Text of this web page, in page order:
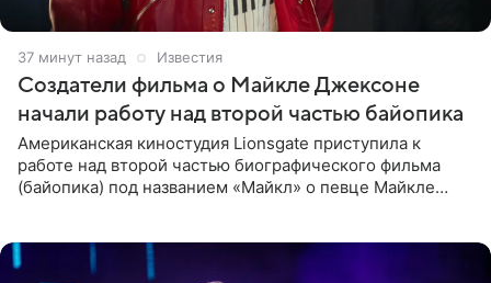
37 минут назад Известия
Создатели фильма о Майкле Джексоне
начали работу над второй частью байопика
Американская киностудия Lionsgate приступила к
работе над второй частью биографического фильма
(байопика) под названием «Майкл» о певце Майкле